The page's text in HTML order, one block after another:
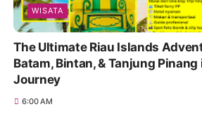
WISATA
The Ultimate Riau Islands
Batam, Bintan, & Tanjung Pinang
Journey
6:00 AM